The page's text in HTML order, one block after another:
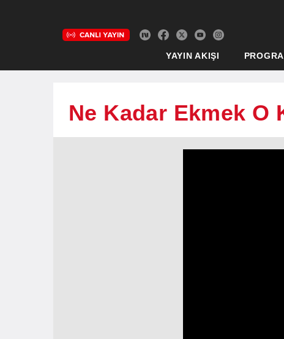
YAYIN AKIŞI
Ne Kadar Ekmek O